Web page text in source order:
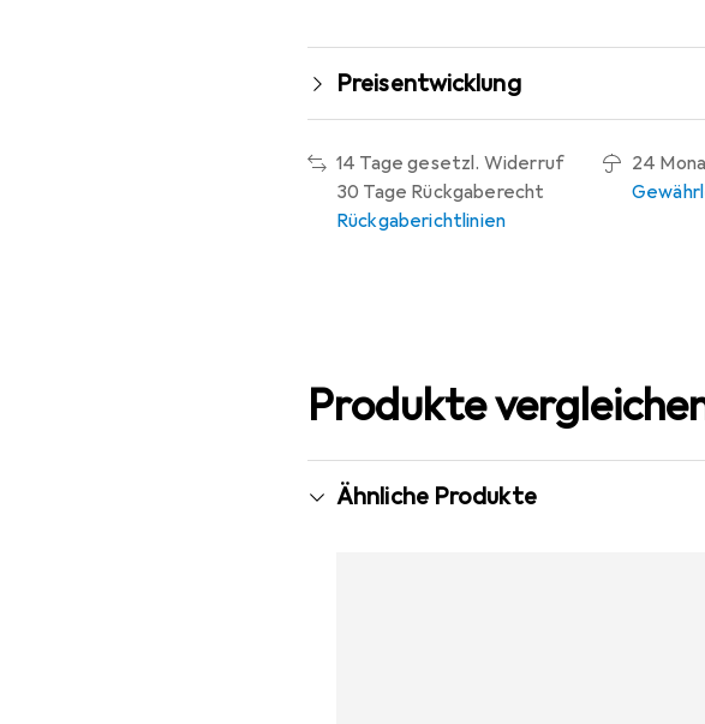
Preisentwicklung
14 Tage gesetzl. Widerruf
30 Tage Rückgaberecht
Rückgaberichtlinien
24
Produkte
Ähnliche Produkte